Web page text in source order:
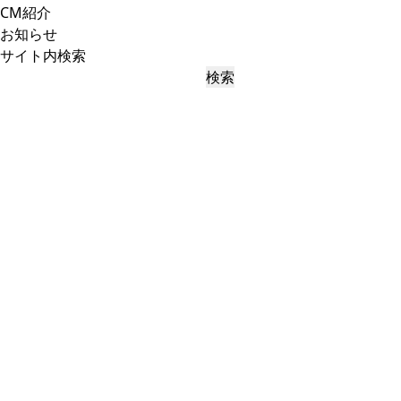
CM紹介
お知らせ
サイト内検索
検索